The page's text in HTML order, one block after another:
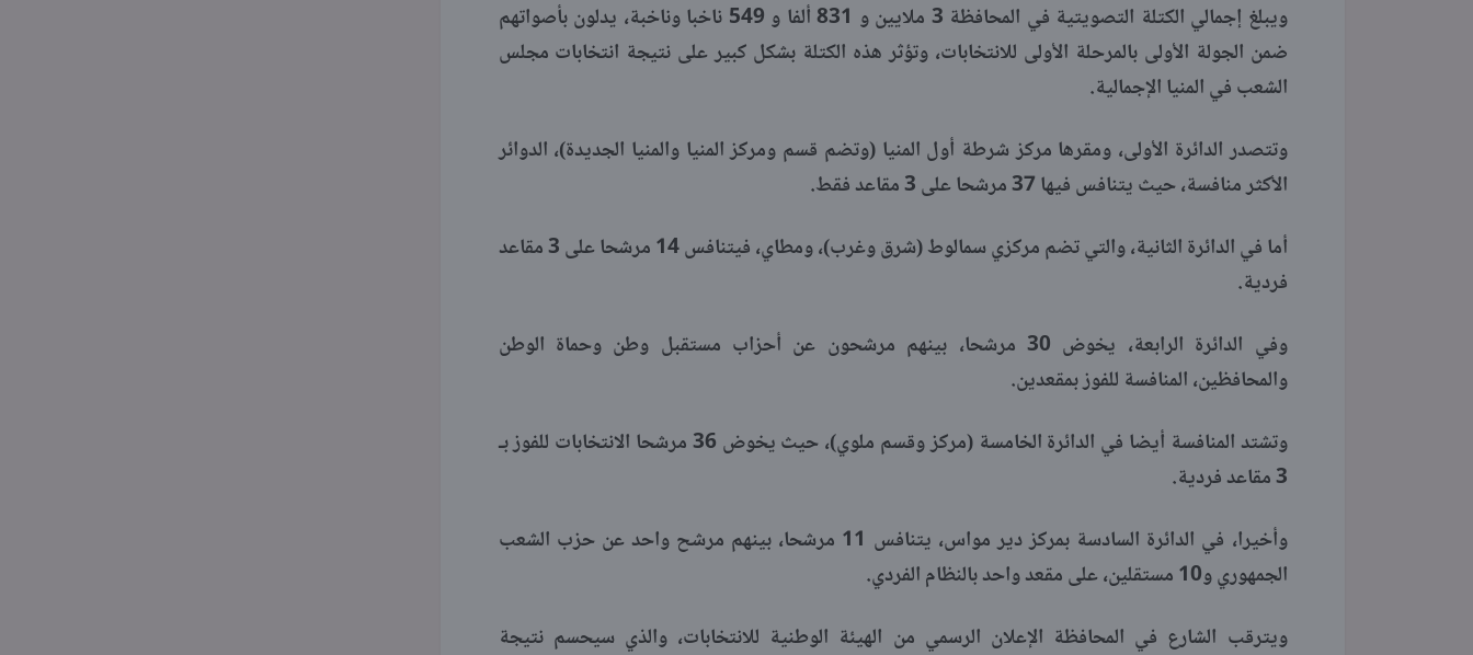
ويبلغ إجمالي الكتلة التصويتية في المحافظة 3 ملايين و 831 ألفا و 549 ناخبا وناخبة، يدلون بأصواتهم
ضمن الجولة الأولى بالمرحلة الأولى للانتخابات، وتؤثر هذه الكتلة بشكل كبير على نتيجة انتخابات مجلس
الشعب في المنيا الإجمالية.
وتتصدر الدائرة الأولى، ومقرها مركز شرطة أول المنيا (وتضم قسم ومركز المنيا والمنيا الجديدة)، الدوائر
الأكثر منافسة، حيث يتنافس فيها 37 مرشحا على 3 مقاعد فقط.
أما في الدائرة الثانية، والتي تضم مركزي سمالوط (شرق وغرب)، ومطاي، فيتنافس 14 مرشحا على 3 مقاعد
فردية.
وفي الدائرة الرابعة، يخوض 30 مرشحا، بينهم مرشحون عن أحزاب مستقبل وطن وحماة الوطن
والمحافظين، المنافسة للفوز بمقعدين.
وتشتد المنافسة أيضا في الدائرة الخامسة (مركز وقسم ملوي)، حيث يخوض 36 مرشحا الانتخابات للفوز بـ
3 مقاعد فردية.
وأخيرا، في الدائرة السادسة بمركز دير مواس، يتنافس 11 مرشحا، بينهم مرشح واحد عن حزب الشعب
الجمهوري و10 مستقلين، على مقعد واحد بالنظام الفردي.
ويترقب الشارع في المحافظة الإعلان الرسمي من الهيئة الوطنية للانتخابات، والذي سيحسم نتيجة